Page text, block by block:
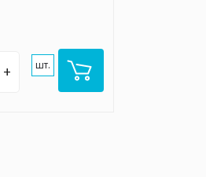
+ шт.